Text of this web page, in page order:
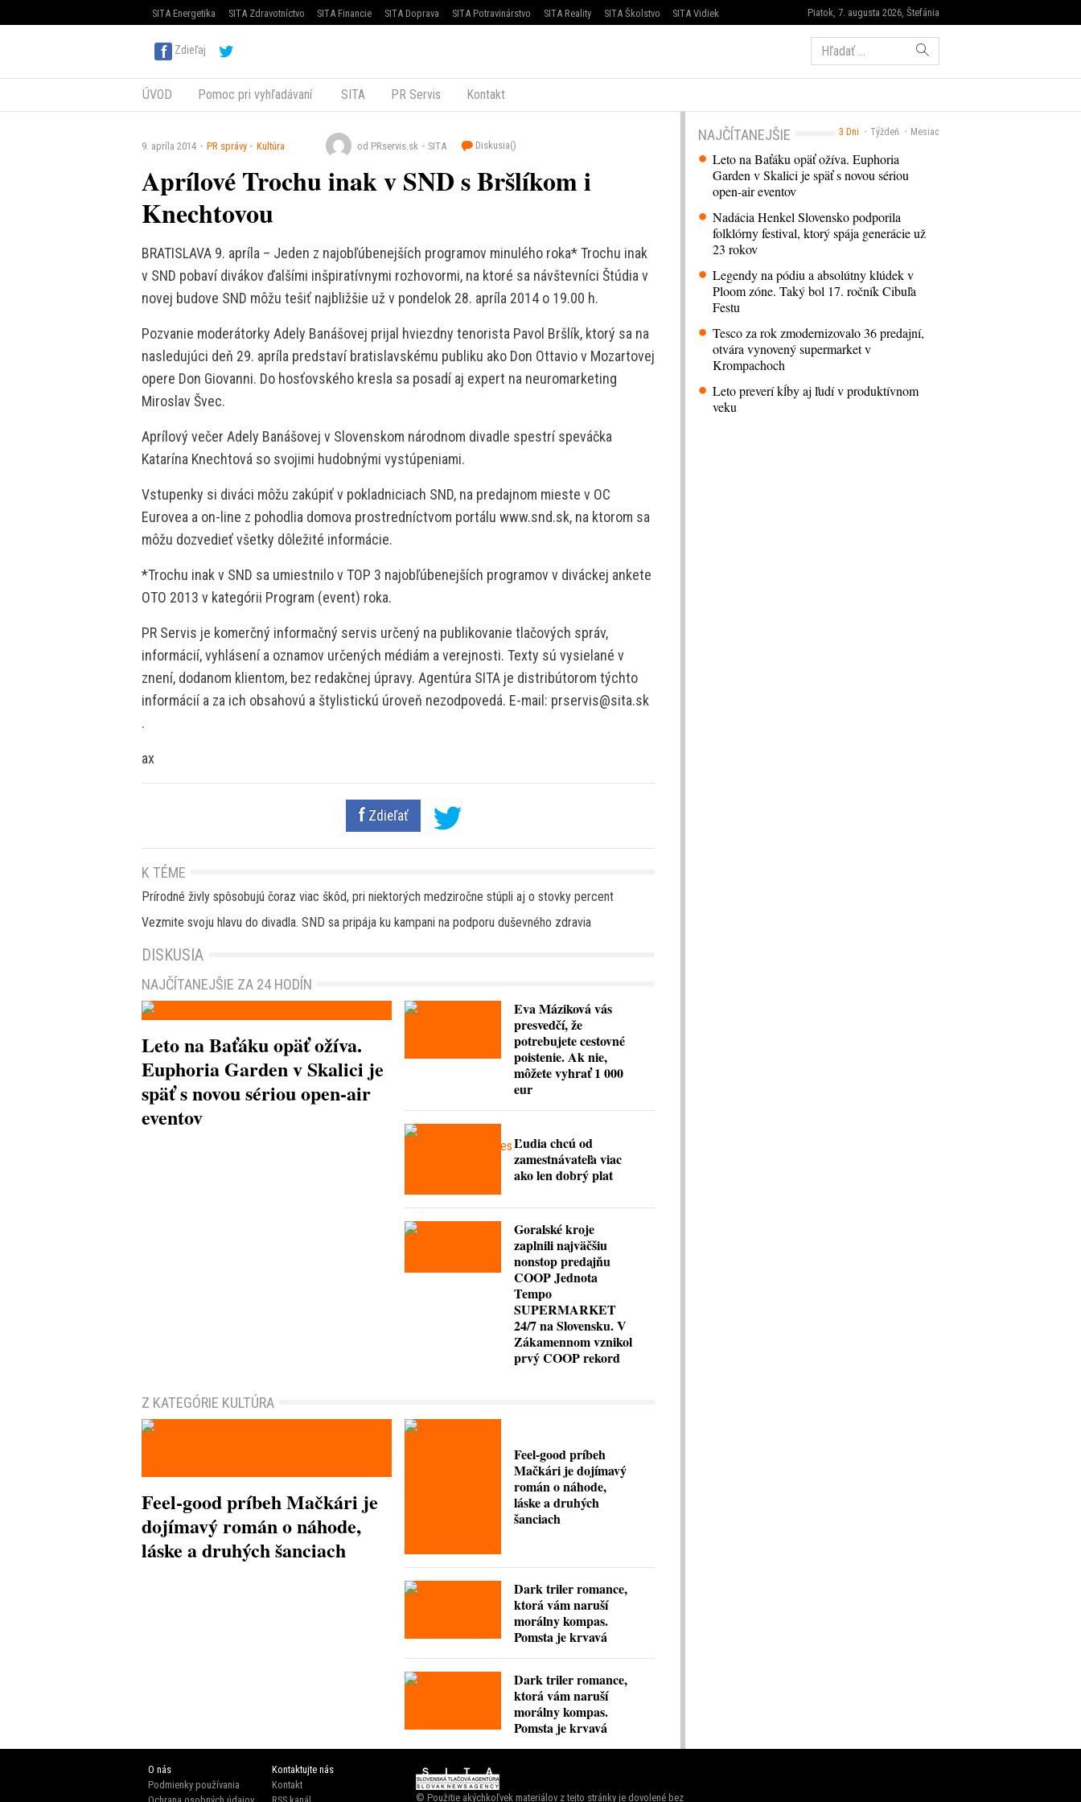
Piatok, 7. augusta 2026, Štefánia
SITA Energetika SITA Zdravotníctvo SITA Financie SITA Doprava SITA Potravinárstvo SITA Reality SITA Školstvo SITA Vidiek
Zdieľaj Hľadať:
ÚVOD Pomoc pri vyhľadávaní SITA PR Servis Kontakt
9. apríla 2014 PR správy Kultúra od PRservis.sk SITA Diskusia()
Aprílové Trochu inak v SND s Bršlíkom i
Knechtovou
BRATISLAVA 9. apríla – Jeden z najobľúbenejších programov minulého roka* Trochu inak
v SND pobaví divákov ďalšími inšpiratívnymi rozhovormi, na ktoré sa návštevníci Štúdia v
novej budove SND môžu tešiť najbližšie už v pondelok 28. apríla 2014 o 19.00 h.
Pozvanie moderátorky Adely Banášovej prijal hviezdny tenorista Pavol Bršlík, ktorý sa na
nasledujúci deň 29. apríla predstaví bratislavskému publiku ako Don Ottavio v Mozartovej
opere Don Giovanni. Do hosťovského kresla sa posadí aj expert na neuromarketing
Miroslav Švec.
Aprílový večer Adely Banášovej v Slovenskom národnom divadle spestrí speváčka
Katarína Knechtová so svojimi hudobnými vystúpeniami.
Vstupenky si diváci môžu zakúpiť v pokladniciach SND, na predajnom mieste v OC
Eurovea a on-line z pohodlia domova prostredníctvom portálu www.snd.sk, na ktorom sa
môžu dozvedieť všetky dôležité informácie.
*Trochu inak v SND sa umiestnilo v TOP 3 najobľúbenejších programov v diváckej ankete
OTO 2013 v kategórii Program (event) roka.
PR Servis je komerčný informačný servis určený na publikovanie tlačových správ,
informácií, vyhlásení a oznamov určených médiám a verejnosti. Texty sú vysielané v
znení, dodanom klientom, bez redakčnej úpravy. Agentúra SITA je distribútorom týchto
informácií a za ich obsahovú a štylistickú úroveň nezodpovedá. E-mail: prservis@sita.sk
.
ax
Zdieľať
3 Dni Týždeň Mesiac
NAJČÍTANEJŠIE
Leto na Baťáku opäť ožíva. Euphoria
Garden v Skalici je späť s novou sériou
open-air eventov
Nadácia Henkel Slovensko podporila
folklórny festival, ktorý spája generácie už
23 rokov
Legendy na pódiu a absolútny klúdek v
Ploom zóne. Taký bol 17. ročník Cibuľa
Festu
Tesco za rok zmodernizovalo 36 predajní,
otvára vynovený supermarket v
Krompachoch
Leto preverí kĺby aj ľudí v produktívnom
veku
K TÉME
Prírodné živly spôsobujú čoraz viac škôd, pri niektorých medziročne stúpli aj o stovky percent
Vezmite svoju hlavu do divadla. SND sa pripája ku kampani na podporu duševného zdravia
DISKUSIA
NAJČÍTANEJŠIE ZA 24 HODÍN
Leto na Baťáku opäť ožíva.
Euphoria Garden v Skalici je
späť s novou sériou open-air
eventov
Eva Máziková vás
presvedčí, že
potrebujete cestovné
poistenie. Ak nie,
môžete vyhrať 1 000
eur
Ľudia chcú od
zamestnávateľa viac
ako len dobrý plat
Goralské kroje
zaplnili najväčšiu
nonstop predajňu
COOP Jednota
Tempo
SUPERMARKET
24/7 na Slovensku. V
Zákamennom vznikol
prvý COOP rekord
Z KATEGÓRIE KULTÚRA
Feel-good príbeh Mačkári je
dojímavý román o náhode,
láske a druhých šanciach
Feel-good príbeh
Mačkári je dojímavý
román o náhode,
láske a druhých
šanciach
Dark triler romance,
ktorá vám naruší
morálny kompas.
Pomsta je krvavá
Dark triler romance,
ktorá vám naruší
morálny kompas.
Pomsta je krvavá
O nás
Podmienky používania
Kontaktujte nás
Kontakt
© Použitie akýchkoľvek materiálov z tejto stránky je dovolené bez